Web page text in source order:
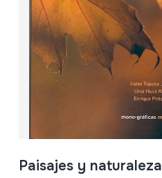
Paisajes y naturaleza